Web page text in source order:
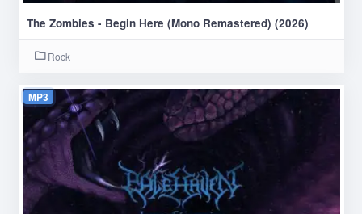
The Zombies - Begin Here (Mono Remastered) (2026)
Rock
MP3